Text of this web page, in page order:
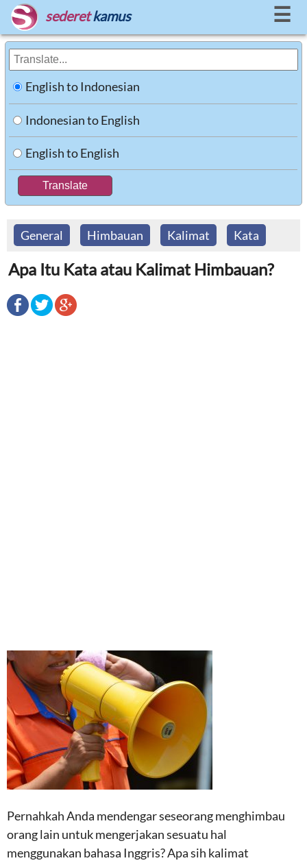
sederet kamus ☰
English to Indonesian
Indonesian to English
English to English
General Himbauan Kalimat Kata
Apa Itu Kata atau Kalimat Himbauan?
Pernahkah Anda mendengar seseorang menghimbau
orang lain untuk mengerjakan sesuatu hal
menggunakan bahasa Inggris? Apa sih kalimat